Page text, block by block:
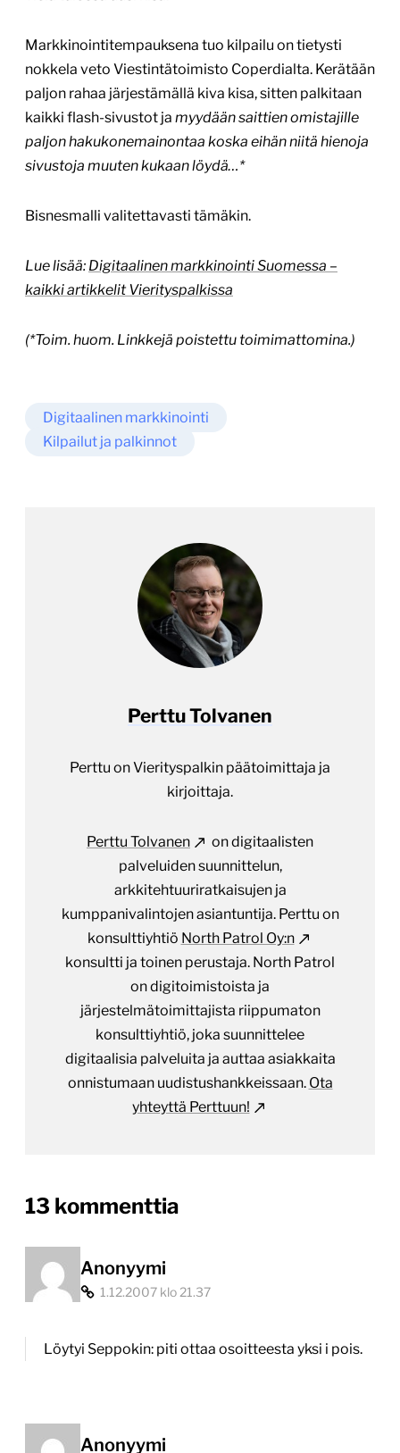
Markkinointitempauksena tuo kilpailu on tietysti
nokkela veto Viestintätoimisto Coperdialta. Kerätään
paljon rahaa järjestämällä kiva kisa, sitten palkitaan
kaikki flash-sivustot ja myydään saittien omistajille
paljon hakukonemainontaa koska eihän niitä hienoja
sivustoja muuten kukaan löydä…*
Bisnesmalli valitettavasti tämäkin.
Lue lisää: Digitaalinen markkinointi Suomessa –
kaikki artikkelit Vierityspalkissa
(*Toim. huom. Linkkejä poistettu toimimattomina.)
Digitaalinen markkinointi
Kilpailut ja palkinnot
Perttu Tolvanen
Perttu on Vierityspalkin päätoimittaja ja
kirjoittaja.
Perttu Tolvanen
on digitaalisten
palveluiden suunnittelun,
arkkitehtuuriratkaisujen ja
kumppanivalintojen asiantuntija. Perttu on
konsulttiyhtiö North Patrol Oy:n
konsultti ja toinen perustaja. North Patrol
on digitoimistoista ja
järjestelmätoimittajista riippumaton
konsulttiyhtiö, joka suunnittelee
digitaalisia palveluita ja auttaa asiakkaita
onnistumaan uudistushankkeissaan. Ota
yhteyttä Perttuun!
13 kommenttia
parhaat
Anonyymi
1.12.2007 klo 21.37
Löytyi Seppokin: piti ottaa osoitteesta yksi i pois.
Anonyymi